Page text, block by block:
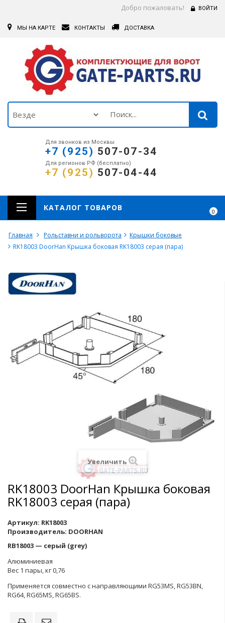
Добро пожаловать! ВОЙТИ
МЫ НА КАРТЕ КОНТАКТЫ ДОСТАВКА
Для звонков из Москвы
+7 (925) 507-07-34
Для регионов РФ (бесплатно)
+7 (925) 507-04-44
0
КАТАЛОГ ТОВАРОВ
Главная Рольставни и рольворота
Крышки боковые
RK18003 DoorHan Крышка боковая RK18003 серая (пара)
Увеличить
RK18003 DoorHan Крышка боковая
RK18003 серая (пара)
Артикул: RK18003
Производитель: DOORHAN
RB18003 — серый (grey)
Алюминиевая
Вес 1 пары, кг 0,76
Применяется совместно с направляющими RG53MS, RG53BN,
RG64, RG65MS, RG65BS.